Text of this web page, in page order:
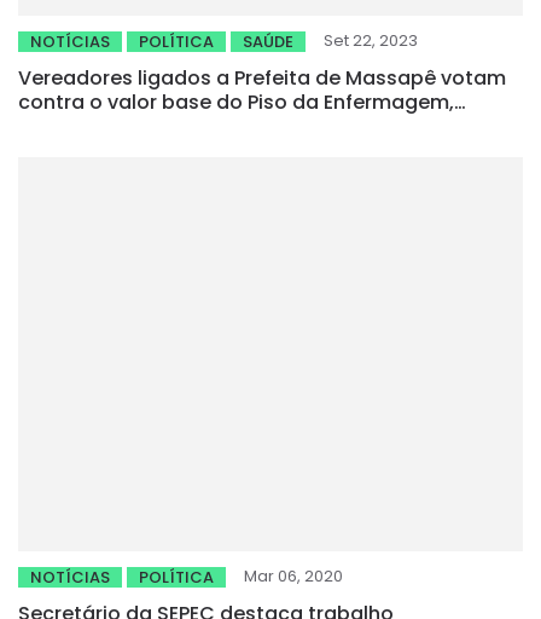
NOTÍCIAS POLÍTICA SAÚDE Set 22, 2023
Vereadores ligados a Prefeita de Massapê votam
contra o valor base do Piso da Enfermagem,
NOTÍCIAS POLÍTICA Mar 06, 2020
Secretário da SEPEC destaca trabalho